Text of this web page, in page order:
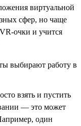
виртуальной
сфер, но чаще
очки и учится
взять и пустить
— это может
один